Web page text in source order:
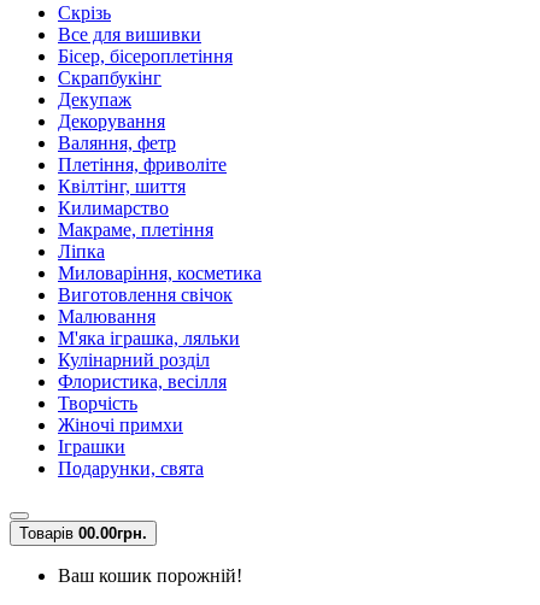
Скрізь
Все для вишивки
Бісер, бісероплетіння
Скрапбукінг
Декупаж
Декорування
Валяння, фетр
Плетіння, фриволіте
Квілтінг, шиття
Килимарство
Макраме, плетіння
Ліпка
Миловаріння, косметика
Виготовлення свічок
Малювання
М'яка іграшка, ляльки
Кулінарний розділ
Флористика, весілля
Творчість
Жіночі примхи
Іграшки
Подарунки, свята
Товарів 00.00грн.
Ваш кошик порожній!